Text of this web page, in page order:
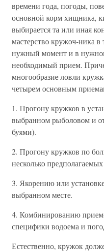
времени года, погоды,
основной корм хищника,
выбирается та или иная
мастерство кружоч-ника в
нужный момент и в
необходимый прием.
многообразие ловли
четырем основным
1. Прогону кружков в
выбранном рыболовом и
буями).
2. Прогону кружков по
несколько
3. Якорению или
выбранном месте.
4. Комбинированию
специфики водоема и
Естественно, кружок